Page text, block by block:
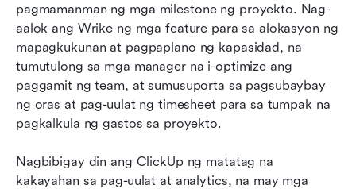
pagmamanman ng mga milestone ng proyekto. Nag-
aalok ang Wrike ng mga feature para sa alokasyon ng
mapagkukunan at pagpaplano ng kapasidad, na
tumutulong sa mga manager na i-optimize ang
paggamit ng team, at sumusuporta sa pagsubaybay
ng oras at pag-uulat ng timesheet para sa tumpak na
pagkalkula ng gastos sa proyekto.
Nagbibigay din ang ClickUp ng matatag na
kakayahan sa pag-uulat at analytics, na may mga